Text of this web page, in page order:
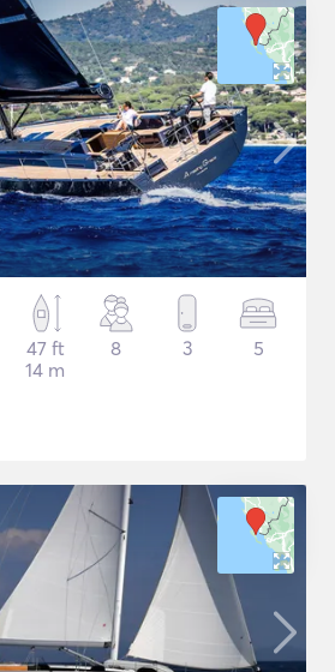
47 ft
14 m
8 3 5